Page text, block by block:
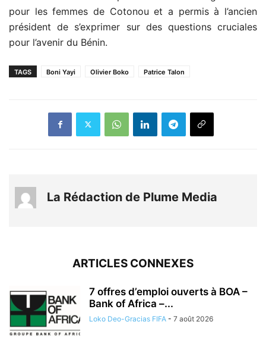
pour les femmes de Cotonou et a permis à l’ancien
président de s’exprimer sur des questions cruciales
pour l’avenir du Bénin.
TAGS Boni Yayi Olivier Boko Patrice Talon
La Rédaction de Plume Media
ARTICLES CONNEXES
7 offres d’emploi ouverts à BOA –
Bank of Africa –...
Loko Deo-Gracias FIFA - 7 août 2026